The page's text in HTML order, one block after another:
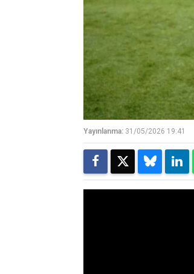
Yayınlanma: 31/05/2026 19:41